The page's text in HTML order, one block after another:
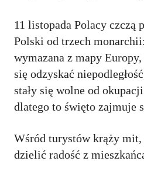
11 listopada Polacy
Polski od trzech
wymazana z mapy
się odzyskać
stały się wolne od
dlatego to święto zajmuje
Wśród turystów krąży mit,
dzielić radość z